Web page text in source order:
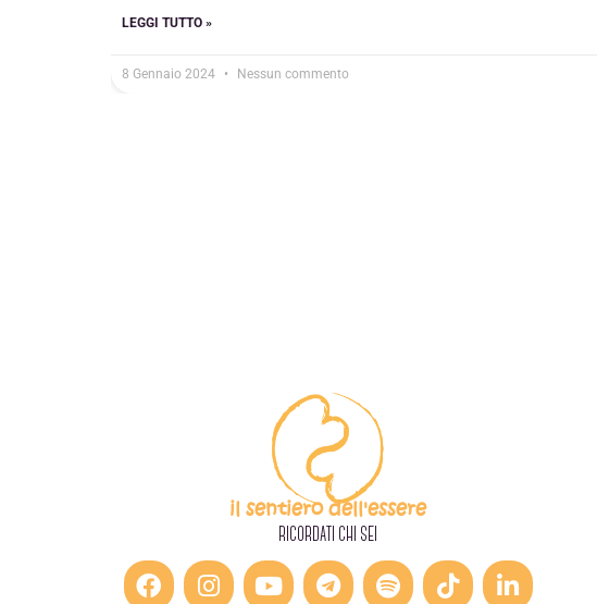
LEGGI TUTTO »
8 Gennaio 2024 Nessun commento
il sentiero dell'essere
RICORDATI CHI SEI